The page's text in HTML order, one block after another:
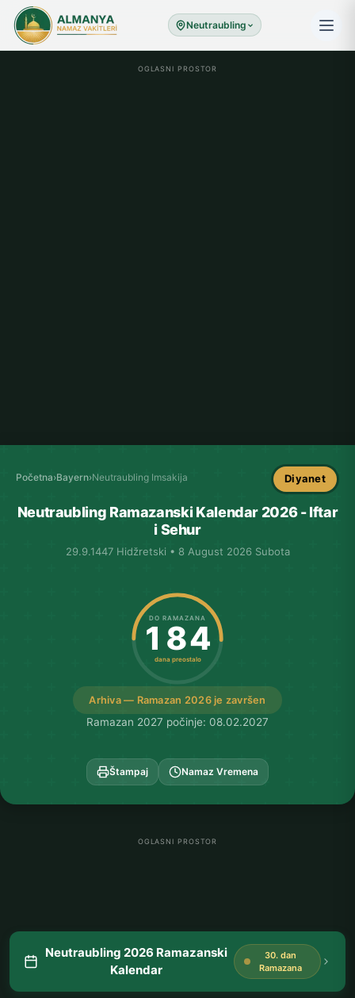
Neutraubling
OGLASNI PROSTOR
Početna›Bayern›Neutraubling Imsakija Diyanet
Neutraubling Ramazanski Kalendar 2026 - Iftar
i Sehur
29.9.1447 Hidžretski • 8 August 2026 Subota
Arhiva — Ramazan 2026 je završen
DO RAMAZANA
184
dana preostalo
Ramazan 2027 počinje: 08.02.2027
Štampaj Namaz Vremena
OGLASNI PROSTOR
Neutraubling 2026 Ramazanski
Kalendar
30. dan
Ramazana